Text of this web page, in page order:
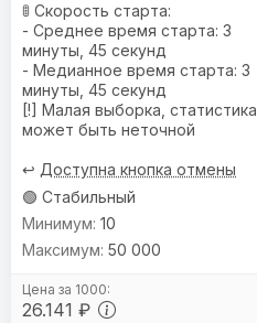
🚦 Скорость старта:
- Среднее время старта: 3
минуты, 45 секунд
- Медианное время старта: 3
минуты, 45 секунд
[!] Малая выборка, статистика
может быть неточной
↩️ Доступна кнопка отмены
🟢 Стабильный
26.141 ₽
10
50 000